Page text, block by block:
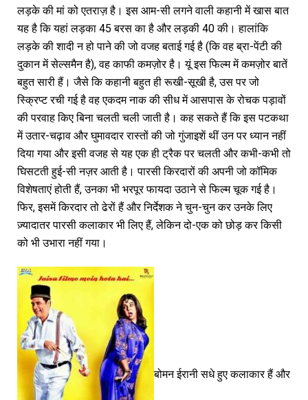
लड़के की मां को एतराज़ है। इस आम-सी लगने वाली कहानी में खास बात
यह है कि यहां लड़का 45 बरस का है और लड़की 40 की। हालांकि
लड़के की शादी न हो पाने की जो वजह बताई गई है (कि वह ब्रा-पेंटी की
दुकान में सेल्समैन है), वह काफी कमज़ोर है। यूं इस फिल्म में कमज़ोर बातें
बहुत सारी हैं। जैसे कि कहानी बहुत ही रूखी-सूखी है, उस पर जो
स्क्रिप्ट रची गई है वह एकदम नाक की सीध में आसपास के रोचक पड़ावों
की परवाह किए बिना चलती चली जाती है। कह सकते हैं कि इस पटकथा
में उतार-चढ़ाव और घुमावदार रास्तों की जो गुंजाइशें थीं उन पर ध्यान नहीं
दिया गया और इसी वजह से यह एक ही ट्रैक पर चलती और कभी-कभी तो
घिसटती हुई-सी नज़र आती है। पारसी किरदारों की अपनी जो कॉमिक
विशेषताएं होती हैं, उनका भी भरपूर फायदा उठाने से फिल्म चूक गई है।
फिर, इसमें किरदार तो ढेरों हैं और निर्देशक ने चुन-चुन कर उनके लिए
ज़्यादातर पारसी कलाकार भी लिए हैं, लेकिन दो-एक को छोड़ कर किसी
को भी उभारा नहीं गया।
बोमन ईरानी सधे हुए कलाकार हैं और